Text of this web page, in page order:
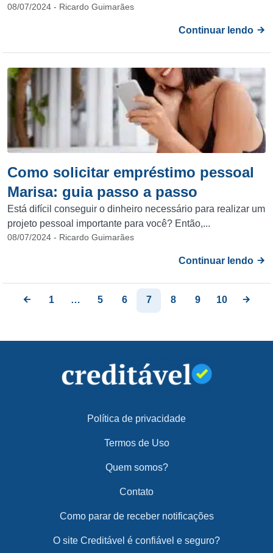
08/07/2024 - Ricardo Guimarães
Continuar lendo
Como solicitar empréstimo pessoal
Marisa: guia passo a passo
Está difícil conseguir o dinheiro necessário para realizar um
projeto pessoal importante para você? Então,...
08/07/2024 - Ricardo Guimarães
Continuar lendo
1 … 5 6 7 8 9 10
Política de privacidade
Termos de Uso
Quem somos?
Contato
Como parar de receber notificações
O site Creditável é confiável e seguro?